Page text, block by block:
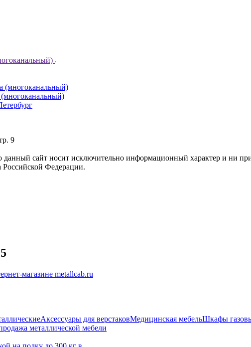
(многоканальный)
9
сайт носит исключительно информационный характер и ни
Российской Федерации.
магазине metallcab.ru
Аксессуары для верстаковМедицинская мебельШкафы
металлической мебели